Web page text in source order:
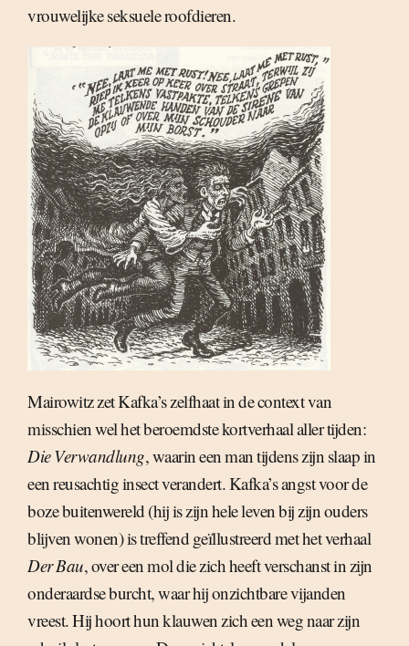
vrouwelijke seksuele roofdieren.
Mairowitz zet Kafka’s zelfhaat in de context van
misschien wel het beroemdste kortverhaal aller tijden:
Die Verwandlung, waarin een man tijdens zijn slaap in
een reusachtig insect verandert. Kafka’s angst voor de
boze buitenwereld (hij is zijn hele leven bij zijn ouders
blijven wonen) is treffend geïllustreerd met het verhaal
Der Bau, over een mol die zich heeft verschanst in zijn
onderaardse burcht, waar hij onzichtbare vijanden
vreest. Hij hoort hun klauwen zich een weg naar zijn